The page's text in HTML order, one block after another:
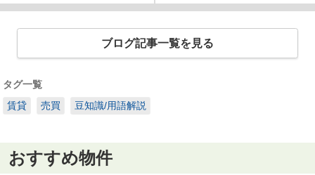
ブログ記事一覧を見る
タグ一覧
賃貸
売買 豆知識/用語解説
おすすめ物件